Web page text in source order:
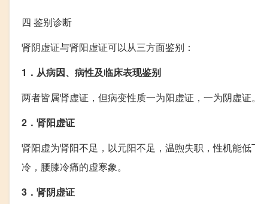
四 鉴别诊断
肾阴虚证与肾阳虚证可以从三方面鉴别：
1．从病因、病性及临床表现鉴别
两者皆属肾虚证，但病变性质一为阳虚证，一为阴虚证。
2．肾阳虚证
肾阳虚为肾阳不足，以元阳不足，温煦失职，性机能
冷，腰膝冷痛的虚寒象。
3．肾阴虚证